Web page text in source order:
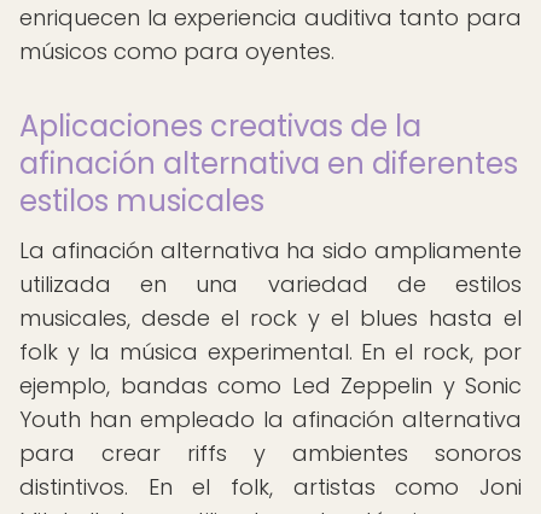
enriquecen la experiencia auditiva tanto para
músicos como para oyentes.
Aplicaciones creativas de la
afinación alternativa en diferentes
estilos musicales
La afinación alternativa ha sido ampliamente
utilizada en una variedad de estilos
musicales, desde el rock y el blues hasta el
folk y la música experimental. En el rock, por
ejemplo, bandas como Led Zeppelin y Sonic
Youth han empleado la afinación alternativa
para crear riffs y ambientes sonoros
distintivos. En el folk, artistas como Joni